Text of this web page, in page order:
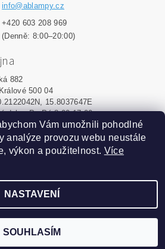
info@ablampy.cz
+420 603 208 969
(Denně: 8:00–20:00)
882
500 04
15.8037647E
doba: Po-Pá 8:00-17:00
práva vyhrazena Upravit nastavení cookies
Vám umožnili pohodlné
analýze provozu webu neustále
výkon a použitelnost. Více
NASTAVENÍ
SOUHLASÍM